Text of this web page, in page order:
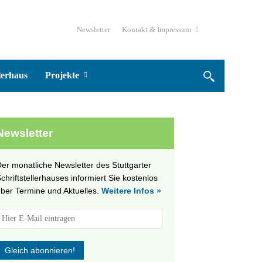
Newsletter Kontakt & Impressum
Projekte
monatliche Newsletter des Stuttgarter
informiert Sie kostenlos
Termine und Aktuelles. Weitere Infos »